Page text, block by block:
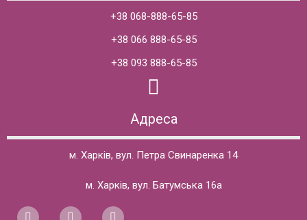
+38 068-888-65-85
+38 066 888-65-85
+38 093 888-65-85
Адреса
м. Харків, вул. Петра Свинаренка 14
м. Харків, вул. Батумська 16а